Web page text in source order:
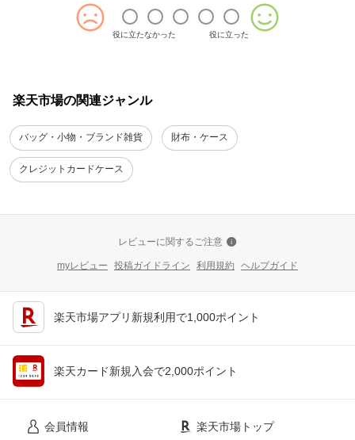
役に立たなかった 役に立った
楽天市場の関連ジャンル
バッグ・小物・ブランド雑貨 財布・ケース
クレジットカードケース
レビューに関するご注意
myレビュー 投稿ガイドライン 利用規約 ヘルプガイド
楽天市場アプリ新規利用で1,000ポイント
楽天カード新規入会で2,000ポイント
会員情報 楽天市場トップ